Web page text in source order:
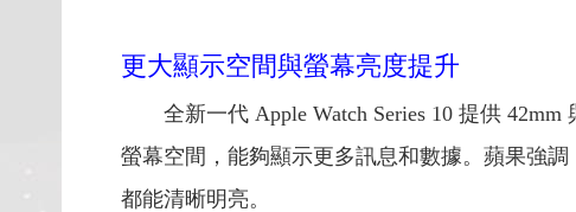
更大顯示空間與螢幕亮度提升
全新一代 Apple Watch Series 10 提供
螢幕空間，能夠顯示更多訊息和數據。蘋果強
都能清晰明亮。